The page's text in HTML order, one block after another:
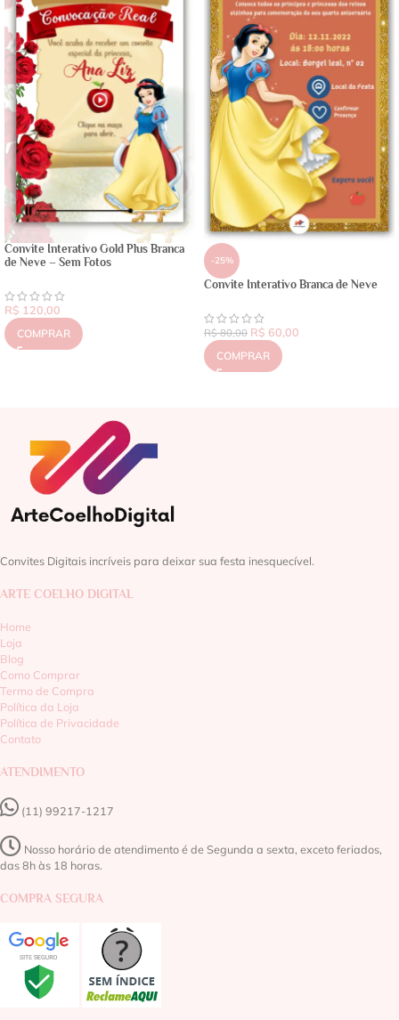
Convite Interativo Gold Plus Branca
de Neve – Sem Fotos
R$ 120,00
COMPRAR
-25%
Convite Interativo Branca de Neve
R$80,00 R$ 60,00
COMPRAR
Convites Digitais incríveis para deixar sua festa inesquecível.
ARTE COELHO DIGITAL
Home
Loja
Blog
Como Comprar
Termo de Compra
Política da Loja
Política de Privacidade
Contato
ATENDIMENTO
(11) 99217-1217‬
Nosso horário de atendimento é de Segunda a sexta, exceto feriados,
das 8h às 18 horas.
COMPRA SEGURA